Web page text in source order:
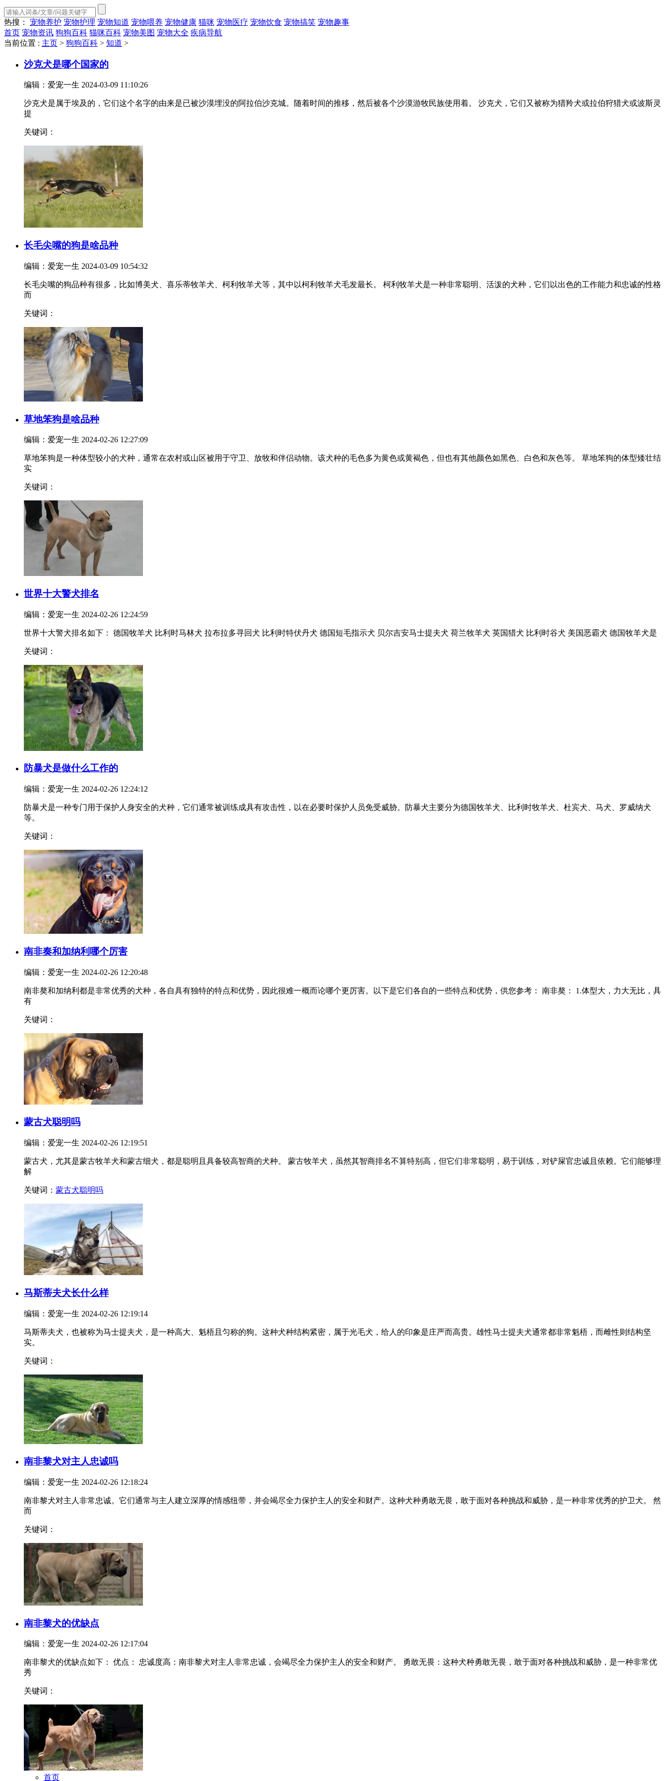
热搜： 宠物养护 宠物护理 宠物知道 宠物喂养 宠物健康 猫咪 宠物医疗 宠物饮食 宠物搞笑 宠物趣事
首页 宠物资讯 狗狗百科 猫咪百科 宠物美图 宠物大全 疾病导航
当前位置 : 主页 > 狗狗百科 > 知道 >
沙克犬是哪个国家的
编辑：爱宠一生 2024-03-09 11:10:26
沙克犬是属于埃及的，它们这个名字的由来是已被沙漠埋没的阿拉伯沙克城。随着时间的推移，然后被各个沙漠游牧民族使用着。 沙克犬，它们又被称为猎羚犬或拉伯狩猎犬或波斯灵
提
关键词：
长毛尖嘴的狗是啥品种
编辑：爱宠一生 2024-03-09 10:54:32
长毛尖嘴的狗品种有很多，比如博美犬、喜乐蒂牧羊犬、柯利牧羊犬等，其中以柯利牧羊犬毛发最长。 柯利牧羊犬是一种非常聪明、活泼的犬种，它们以出色的工作能力和忠诚的性格
而
关键词：
草地笨狗是啥品种
编辑：爱宠一生 2024-02-26 12:27:09
草地笨狗是一种体型较小的犬种，通常在农村或山区被用于守卫、放牧和伴侣动物。该犬种的毛色多为黄色或黄褐色，但也有其他颜色如黑色、白色和灰色等。 草地笨狗的体型矮壮结
实
关键词：
世界十大警犬排名
编辑：爱宠一生 2024-02-26 12:24:59
世界十大警犬排名如下： 德国牧羊犬 比利时马林犬 拉布拉多寻回犬 比利时特伏丹犬 德国短毛指示犬 贝尔吉安马士提夫犬 荷兰牧羊犬 英国猎犬 比利时谷犬 美国恶霸犬 德国牧羊犬是
关键词：
防暴犬是做什么工作的
编辑：爱宠一生 2024-02-26 12:24:12
防暴犬是一种专门用于保护人身安全的犬种，它们通常被训练成具有攻击性，以在必要时保护人员免受威胁。防暴犬主要分为德国牧羊犬、比利时牧羊犬、杜宾犬、马犬、罗威纳犬
等。
关键词：
南非奏和加纳利哪个厉害
编辑：爱宠一生 2024-02-26 12:20:48
南非獒和加纳利都是非常优秀的犬种，各自具有独特的特点和优势，因此很难一概而论哪个更厉害。以下是它们各自的一些特点和优势，供您参考： 南非獒： 1.体型大，力大无比，具
有
关键词：
蒙古犬聪明吗
编辑：爱宠一生 2024-02-26 12:19:51
蒙古犬，尤其是蒙古牧羊犬和蒙古细犬，都是聪明且具备较高智商的犬种。 蒙古牧羊犬，虽然其智商排名不算特别高，但它们非常聪明，易于训练，对铲屎官忠诚且依赖。它们能够理
解
关键词： 蒙古犬聪明吗
马斯蒂夫犬长什么样
编辑：爱宠一生 2024-02-26 12:19:14
马斯蒂夫犬，也被称为马士提夫犬，是一种高大、魁梧且匀称的狗。这种犬种结构紧密，属于光毛犬，给人的印象是庄严而高贵。雄性马士提夫犬通常都非常魁梧，而雌性则结构坚
实。
关键词：
南非黎犬对主人忠诚吗
编辑：爱宠一生 2024-02-26 12:18:24
南非黎犬对主人非常忠诚。它们通常与主人建立深厚的情感纽带，并会竭尽全力保护主人的安全和财产。这种犬种勇敢无畏，敢于面对各种挑战和威胁，是一种非常优秀的护卫犬。 然
而
关键词：
南非黎犬的优缺点
编辑：爱宠一生 2024-02-26 12:17:04
南非黎犬的优缺点如下： 优点： 忠诚度高：南非黎犬对主人非常忠诚，会竭尽全力保护主人的安全和财产。 勇敢无畏：这种犬种勇敢无畏，敢于面对各种挑战和威胁，是一种非常优
秀
关键词：
首页